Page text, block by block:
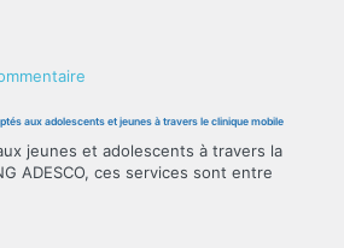
Communautaire
Renforcement
de
aux adolescents et jeunes à travers le clinique mobile
jeunes et adolescents à travers la
ADESCO, ces services sont entre